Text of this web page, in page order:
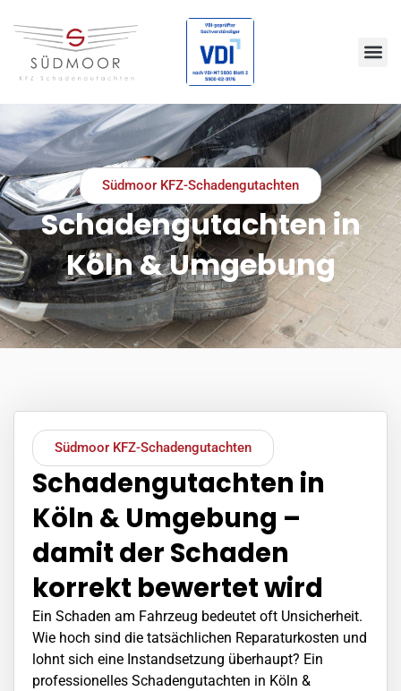
Südmoor KFZ-Schadengutachten
Schadengutachten in
Köln & Umgebung
Südmoor KFZ-Schadengutachten
Schadengutachten in
Köln & Umgebung –
damit der Schaden
korrekt bewertet wird
Ein Schaden am Fahrzeug bedeutet oft Unsicherheit.
Wie hoch sind die tatsächlichen Reparaturkosten und
lohnt sich eine Instandsetzung überhaupt? Ein
professionelles Schadengutachten in Köln &